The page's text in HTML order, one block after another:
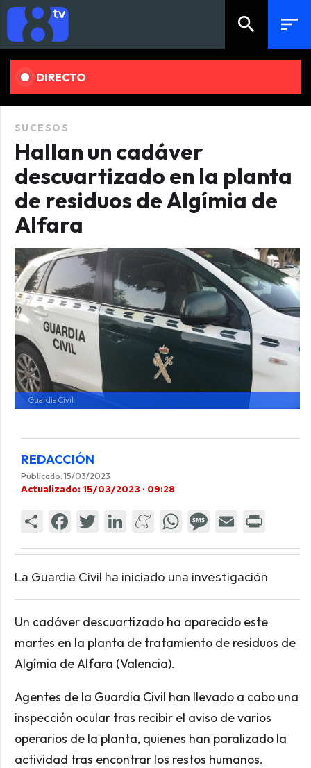
search sort
DIRECTO
SUCESOS
Hallan un cadáver
descuartizado en la planta
de residuos de Algímia de
Alfara
Guardia Civil.
REDACCIÓN
Publicado: 15/03/2023
Actualizado: 15/03/2023 · 09:28
La Guardia Civil ha iniciado una investigación
Un cadáver descuartizado ha aparecido este
martes en la planta de tratamiento de residuos de
Algímia de Alfara (Valencia).
Agentes de la Guardia Civil han llevado a cabo una
inspección ocular tras recibir el aviso de varios
operarios de la planta, quienes han paralizado la
actividad tras encontrar los restos humanos.